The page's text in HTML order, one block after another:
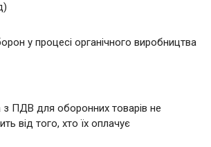
у процесі органічного виробництва
з ПДВ для оборонних товарів не
від того, хто їх оплачує